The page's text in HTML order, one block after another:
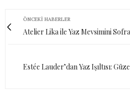
ÖNCEKI HABERLER
Atelier Lika ile Yaz Mevsimini
Estée Lauder’dan Yaz Işıltısı: